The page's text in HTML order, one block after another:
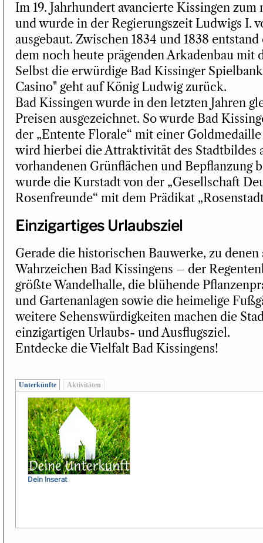
Im 19. Jahrhundert avancierte Kissingen zum
und wurde in der Regierungszeit Ludwigs I.
ausgebaut. Zwischen 1834 und 1838
dem noch heute prägenden Arkadenbau mit
Selbst die erwürdige Bad Kissinger
Casino" geht auf König Ludwig zurück.
Bad Kissingen wurde in den letzten Jahren
Preisen ausgezeichnet. So wurde Bad
der „Entente Florale“ mit einer
wird hierbei die Attraktivität des Stadtbildes
vorhandenen Grünflächen und Bepflanzung
wurde die Kurstadt von der „Gesellschaft
Rosenfreunde“ mit dem Prädikat
Einzigartiges Urlaubsziel
Gerade die historischen Bauwerke, zu denen
Wahrzeichen Bad Kissingens – der
größte Wandelhalle, die blühende
und Gartenanlagen sowie die heimelige
weitere Sehenswürdigkeiten machen die
einzigartigen Urlaubs- und Ausflugsziel.
Entdecke die Vielfalt Bad Kissingens!
Unterkünfte Aktivitäten
Dein Inserat